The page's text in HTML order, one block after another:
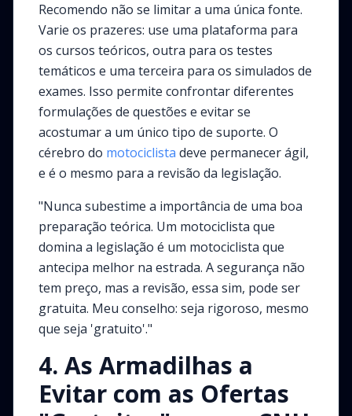
Recomendo não se limitar a uma única fonte.
Varie os prazeres: use uma plataforma para
os cursos teóricos, outra para os testes
temáticos e uma terceira para os simulados de
exames. Isso permite confrontar diferentes
formulações de questões e evitar se
acostumar a um único tipo de suporte. O
cérebro do motociclista deve permanecer ágil,
e é o mesmo para a revisão da legislação.
"Nunca subestime a importância de uma boa
preparação teórica. Um motociclista que
domina a legislação é um motociclista que
antecipa melhor na estrada. A segurança não
tem preço, mas a revisão, essa sim, pode ser
gratuita. Meu conselho: seja rigoroso, mesmo
que seja 'gratuito'."
4. As Armadilhas a
Evitar com as Ofertas